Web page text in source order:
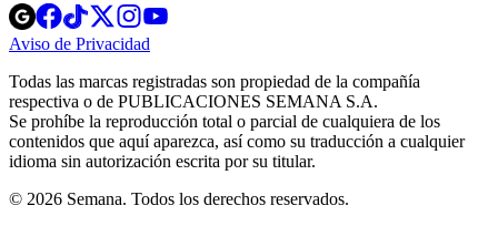
Opens
in
new
Opens
in
new
Opens
in
new
window
Opens
new
windowwindow
Aviso de Privacidad
new
window
Todas las marcas registradas son propiedad de la compañía
respectiva o de PUBLICACIONES SEMANA S.A.
Se prohíbe la reproducción total o parcial de cualquiera de los
contenidos que aquí aparezca, así como su traducción a cualquier
idioma sin autorización escrita por su titular.
© 2026 Semana. Todos los derechos reservados.